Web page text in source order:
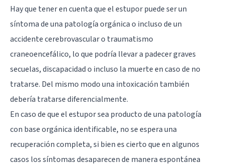
Hay que tener en cuenta que el estupor puede ser un
síntoma de una patología orgánica o incluso de un
accidente cerebrovascular o traumatismo
craneoencefálico, lo que podría llevar a padecer graves
secuelas, discapacidad o incluso la muerte en caso de no
tratarse. Del mismo modo una intoxicación también
debería tratarse diferencialmente.
En caso de que el estupor sea producto de una patología
con base orgánica identificable, no se espera una
recuperación completa, si bien es cierto que en algunos
casos los síntomas desaparecen de manera espontánea